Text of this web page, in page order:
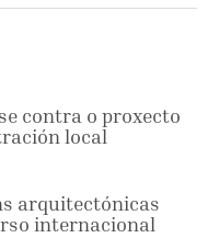
contra o proxecto
local
arquitectónicas
internacional